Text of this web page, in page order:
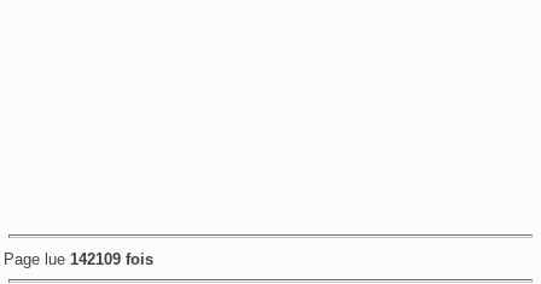
Page lue 142109 fois